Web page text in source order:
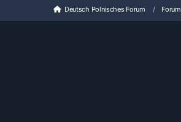
Deutsch Polnisches Forum Forum